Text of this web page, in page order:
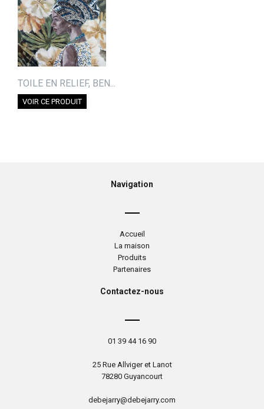
TOILE EN RELIEF, BEN...
VOIR CE PRODUIT
Navigation
Accueil
La maison
Produits
Partenaires
Contactez-nous
01 39 44 16 90
25 Rue Allviger et Lanot
78280 Guyancourt
debejarry@debejarry.com